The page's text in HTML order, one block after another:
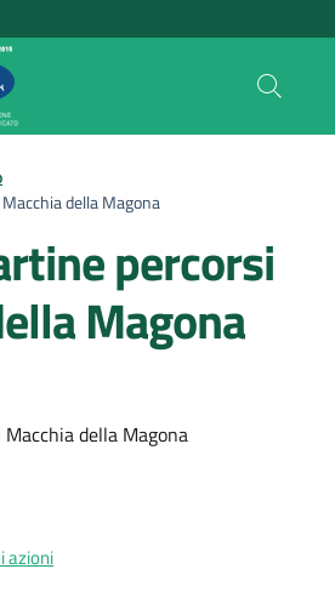
della Magona
percorsi
Magona
della Magona
azioni